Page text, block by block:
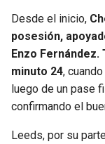
Desde el inicio,
posesión,
Enzo
minuto 24,
luego de un pase
confirmando el
Leeds, por su